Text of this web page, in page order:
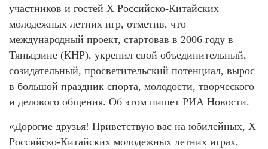
участников и гостей Х Российско-Китайских
молодежных летних игр, отметив, что
международный проект, стартовав в 2006 году в
Тяньцзине (КНР), укрепил свой объединительный,
созидательный, просветительский потенциал, вырос
в большой праздник спорта, молодости, творческого
и делового общения. Об этом пишет РИА Новости.
«Дорогие друзья! Приветствую вас на юбилейных, Х
Российско-Китайских молодежных летних играх,